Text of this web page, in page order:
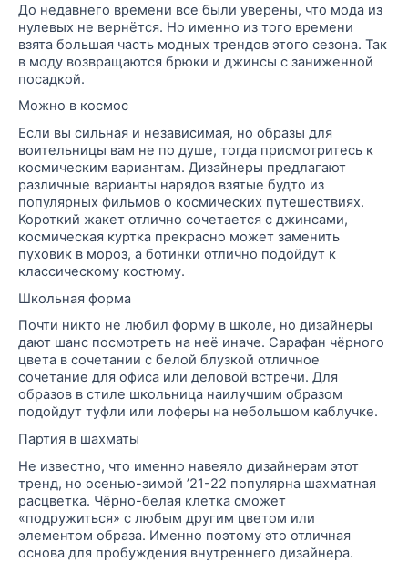
До недавнего времени все были уверены, что мода из
нулевых не вернётся. Но именно из того времени
взята большая часть модных трендов этого сезона. Так
в моду возвращаются брюки и джинсы с заниженной
посадкой.
Можно в космос
Если вы сильная и независимая, но образы для
воительницы вам не по душе, тогда присмотритесь к
космическим вариантам. Дизайнеры предлагают
различные варианты нарядов взятые будто из
популярных фильмов о космических путешествиях.
Короткий жакет отлично сочетается с джинсами,
космическая куртка прекрасно может заменить
пуховик в мороз, а ботинки отлично подойдут к
классическому костюму.
Школьная форма
Почти никто не любил форму в школе, но дизайнеры
дают шанс посмотреть на неё иначе. Сарафан чёрного
цвета в сочетании с белой блузкой отличное
сочетание для офиса или деловой встречи. Для
образов в стиле школьница наилучшим образом
подойдут туфли или лоферы на небольшом каблучке.
Партия в шахматы
Не известно, что именно навеяло дизайнерам этот
тренд, но осенью-зимой ’21-22 популярна шахматная
расцветка. Чёрно-белая клетка сможет
«подружиться» с любым другим цветом или
элементом образа. Именно поэтому это отличная
основа для пробуждения внутреннего дизайнера.